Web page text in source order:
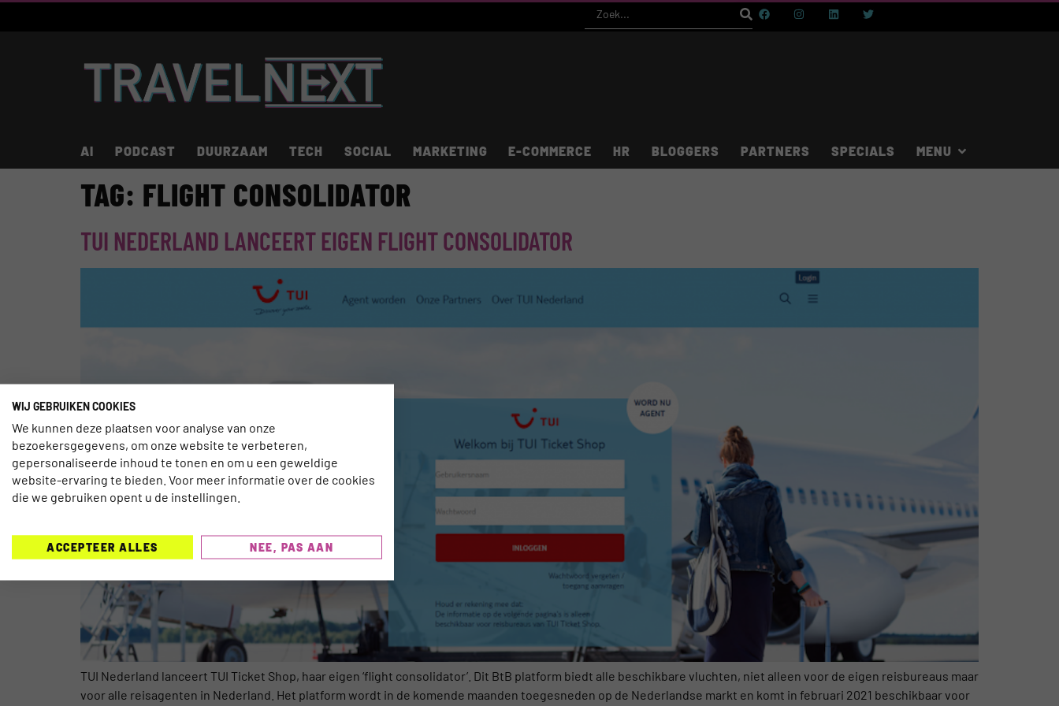
AI PODCAST DUURZAAM TECH SOCIAL MARKETING E-COMMERCE HR BLOGGERS PARTNERS SPECIALS
TAG: FLIGHT CONSOLIDATOR
TUI NEDERLAND LANCEERT EIGEN FLIGHT CONSOLIDATOR
TUI Nederland lanceert TUI Ticket Shop, haar eigen ‘flight consolidator’. Dit BtB platform biedt alle beschikbare vluchten, niet alleen voor de eigen reisbureaus maar
voor alle reisagenten in Nederland. Het platform wordt in de komende maanden toegesneden op de Nederlandse markt en komt in februari 2021 beschikbaar voor
WIJ GEBRUIKEN COOKIES
We kunnen deze plaatsen voor analyse van onze
bezoekersgegevens, om onze website te verbeteren,
gepersonaliseerde inhoud te tonen en om u een geweldige
website-ervaring te bieden. Voor meer informatie over de cookies
die we gebruiken opent u de instellingen.
ACCEPTEER ALLES NEE, PAS AAN